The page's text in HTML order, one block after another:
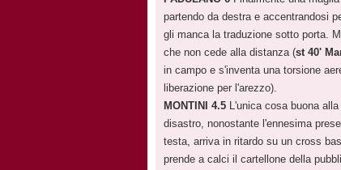
partendo da destra e accentrandosi
gli manca la traduzione sotto porta.
che non cede alla distanza (st 40'
in campo e s'inventa una torsione
liberazione per l'arezzo).
MONTINI 4.5 L'unica cosa buona
disastro, nonostante l'ennesima
testa, arriva in ritardo su un cross
prende a calci il cartellone della